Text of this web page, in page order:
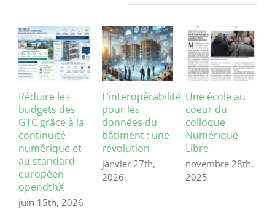
Réduire les
budgets des
GTC grâce à la
continuité
numérique et
au standard
européen
opendthX
juin 15th, 2026
L’interopérabilité
pour les
données du
bâtiment : une
révolution
janvier 27th,
2026
Une école au
coeur du
colloque
Numérique
Libre
novembre 28th,
2025